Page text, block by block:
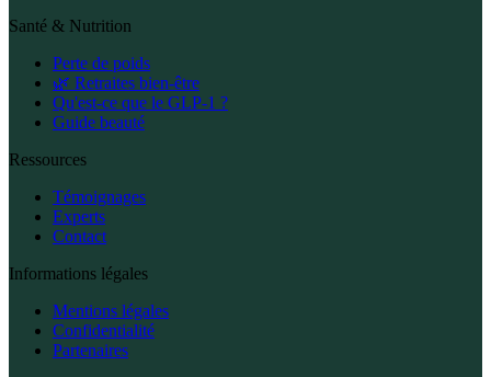
Santé & Nutrition
Perte de poids
🌿 Retraites bien-être
Qu'est-ce que le GLP-1 ?
Guide beauté
Ressources
Témoignages
Experts
Contact
Informations légales
Mentions légales
Confidentialité
Partenaires